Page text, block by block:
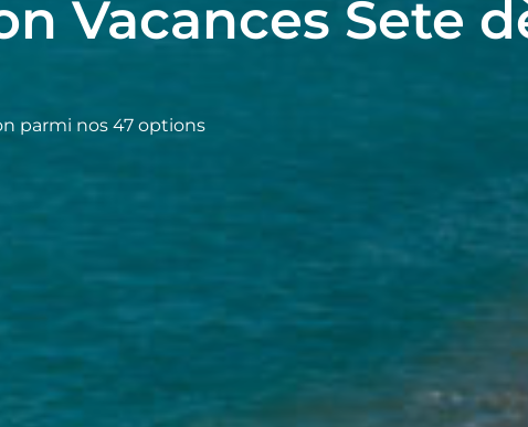
Vacances Sete
parmi nos 47 options